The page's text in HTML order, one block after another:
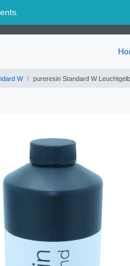
W pureresin Standard W